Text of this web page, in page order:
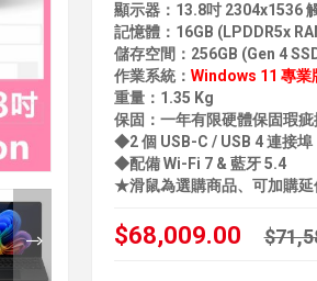
顯示器：13.8吋 2304x1536
記憶體：16GB (LPDDR5x
儲存空間：256GB (Gen 4
作業系統： Windows 11 專業
重量：1.35 Kg
保固：一年有限硬體保固瑕疵
◆2 個 USB-C / USB 4 連接
◆配備 Wi-Fi 7 & 藍牙 5.4
★滑鼠為選購商品、可加購延
$68,009.00